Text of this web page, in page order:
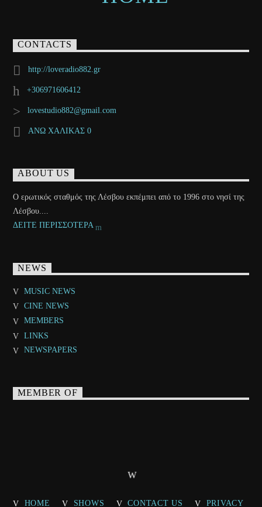
CONTACTS
http://loveradio882.gr
+306971606412
lovestudio882@gmail.com
ΑΝΩ ΧΑΛΙΚΑΣ 0
ABOUT US
Ο ερωτικός σταθμός της Λέσβου εκπέμπει από το 1996 στο νησί της
Λέσβου....
ΔΕΙΤΕ ΠΕΡΙΣΣΟΤΕΡΑ
NEWS
MUSIC NEWS
CINE NEWS
MEMBERS
LINKS
NEWSPAPERS
MEMBER OF
HOME SHOWS CONTACT US PRIVACY